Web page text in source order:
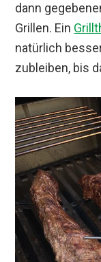
dann
Grillen. Ein
natürlich
zubleiben, bis